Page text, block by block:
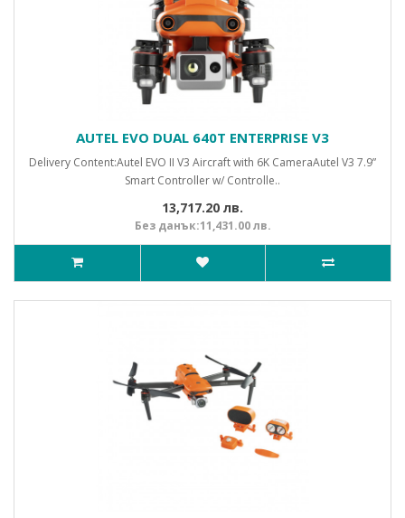
AUTEL EVO DUAL 640Т ENTERPRISE V3
Delivery Content:Autel EVO II V3 Aircraft with 6K CameraAutel V3 7.9”
Smart Controller w/ Controlle..
13,717.20 лв.
Без данък:11,431.00 лв.